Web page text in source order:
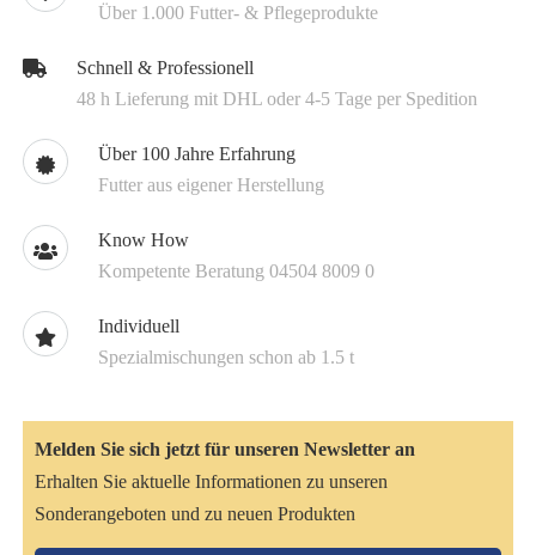
Über 1.000 Futter- & Pflegeprodukte
Schnell & Professionell
48 h Lieferung mit DHL oder 4-5 Tage per Spedition
Über 100 Jahre Erfahrung
Futter aus eigener Herstellung
Know How
Kompetente Beratung 04504 8009 0
Individuell
Spezialmischungen schon ab 1.5 t
Melden Sie sich jetzt für unseren Newsletter an
Erhalten Sie aktuelle Informationen zu unseren
Sonderangeboten und zu neuen Produkten